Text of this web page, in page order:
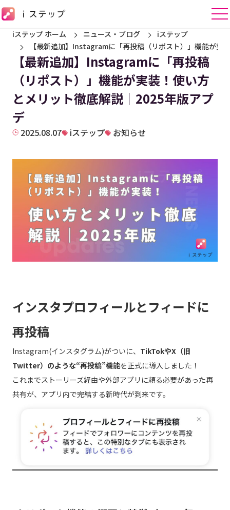
iステップ ホーム ニュース・ブログ
iステップ
【最新追加】Instagramに「再投稿（リポスト）」機能が実
【最新追加】Instagramに「再投稿
（リポスト）」機能が実装！使い方
とメリット徹底解説｜2025年版アプ
デ
2025.08.07 iステップ お知らせ
インスタプロフィールとフィードに
再投稿
Instagram(インスタグラム)がついに、 TikTokやX（旧
Twitter）のような“再投稿”機能を正式に導入しました！
これまでストーリーズ経由や外部アプリに頼る必要があった再
共有が、アプリ内で完結する新時代が到来です。